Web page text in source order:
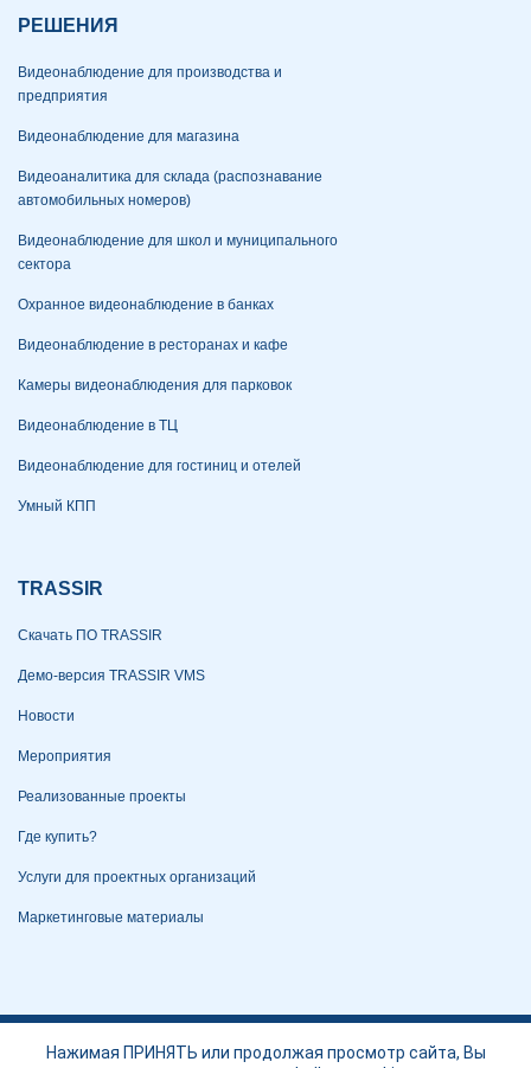
РЕШЕНИЯ
Видеонаблюдение для производства и
предприятия
Видеонаблюдение для магазина
Видеоаналитика для склада (распознавание
автомобильных номеров)
Видеонаблюдение для школ и муниципального
сектора
Охранное видеонаблюдение в банках
Видеонаблюдение в ресторанах и кафе
Камеры видеонаблюдения для парковок
Видеонаблюдение в ТЦ
Видеонаблюдение для гостиниц и отелей
Умный КПП
TRASSIR
Скачать ПО TRASSIR
Демо-версия TRASSIR VMS
Новости
Мероприятия
Реализованные проекты
Где купить?
Услуги для проектных организаций
Маркетинговые материалы
Политика конфиденциальности
Нажимая ПРИНЯТЬ или продолжая просмотр сайта, Вы